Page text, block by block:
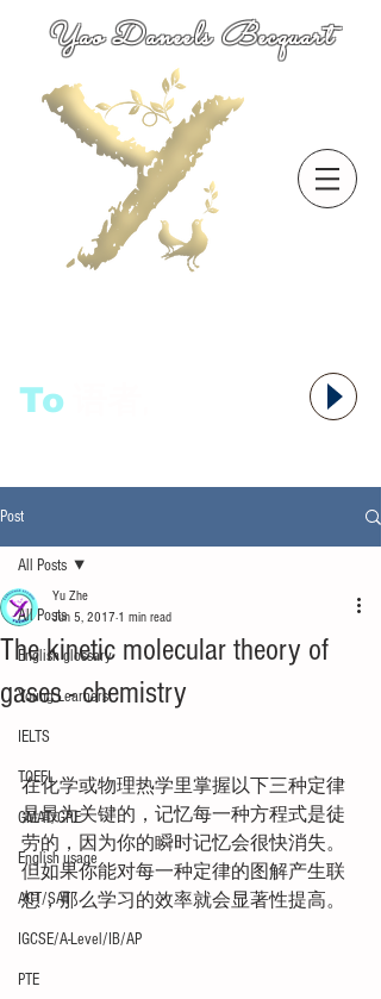
Yao Daneels Becquart
To
Post
All Posts
English glossary
Young Learners
IELTS
TOEFL
GMAT/GRE
English usage
ACT/SAT
IGCSE/A-Level/IB/AP
PTE
All Posts
The kinetic molecular theory of
gases - chemistry
Yu Zhe
Jun 5, 2017 1 min read
在化学或物理热学里掌握以下三种定律
是最为关键的，记忆每一种方程式是徒
劳的，因为你的瞬时记忆会很快消失。
但如果你能对每一种定律的图解产生联
想，那么学习的效率就会显著性提高。